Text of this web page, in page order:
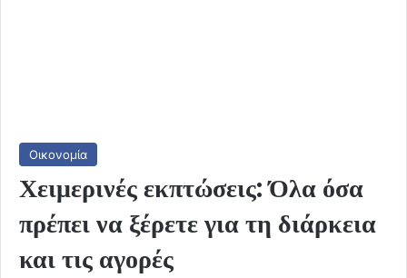
Οικονομία
Χειμερινές εκπτώσεις: Όλα όσα
πρέπει να ξέρετε για τη διάρκεια
και τις αγορές